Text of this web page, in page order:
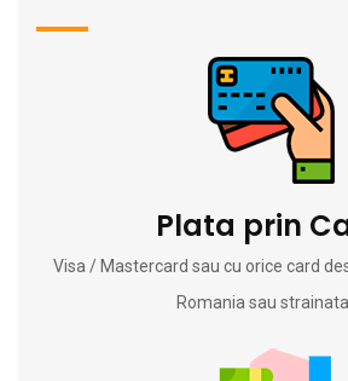
Plata prin
Visa / Mastercard sau cu orice card
Romania sau